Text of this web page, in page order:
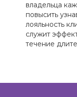
владельца
повысить
лояльность
служит
течение